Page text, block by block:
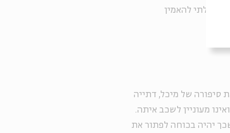
יכולתי להאמין
סיפורה של מיכל, דתייה
מעוניין לשכב איתה.
יהיה בכוחה לפתור את